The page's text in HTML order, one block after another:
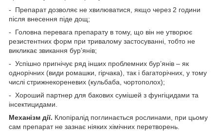
- Препарат дозволяє не хвилюватися, якщо через 2 години
після внесення піде дощ;
- Головна перевага препарату в тому, що він не утворює
резистентних форм при тривалому застосуванні, тобто не
викликає звикання бур’янів;
- Успішно пригнічує ряд інших проблемних бур’янів – як
однорічних (види ромашки, гірчака), так і багаторічних, у тому
числі стрижнекореневих (кульбаба, чортополох);
- Хороший партнер для бакових сумішей з фунгіцидами та
інсектицидами.
Механізм дії. Клопіралід поглинається рослинами, при цьому
сам препарат не зазнає ніяких хімічних перетворень.